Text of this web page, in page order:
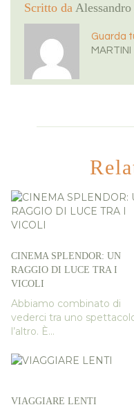
Scritto da
Guarda
MARTINI
CINEMA SPLENDOR: UN
RAGGIO DI LUCE TRA I
VICOLI
Abbiamo combinato di
vederci tra uno
l’altro. È...
VIAGGIARE LENTI